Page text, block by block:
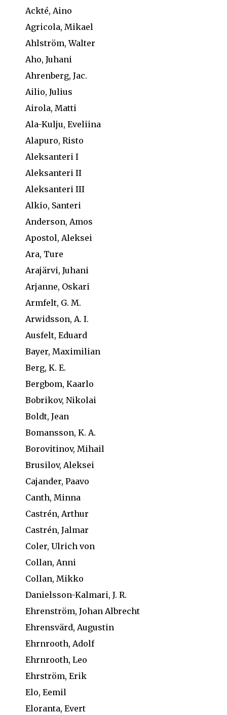
Ackté, Aino
Agricola, Mikael
Ahlström, Walter
Aho, Juhani
Ahrenberg, Jac.
Ailio, Julius
Airola, Matti
Ala-Kulju, Eveliina
Alapuro, Risto
Aleksanteri I
Aleksanteri II
Aleksanteri III
Alkio, Santeri
Anderson, Amos
Apostol, Aleksei
Ara, Ture
Arajärvi, Juhani
Arjanne, Oskari
Armfelt, G. M.
Arwidsson, A. I.
Ausfelt, Eduard
Bayer, Maximilian
Berg, K. E.
Bergbom, Kaarlo
Bobrikov, Nikolai
Boldt, Jean
Bomansson, K. A.
Borovitinov, Mihail
Brusilov, Aleksei
Cajander, Paavo
Canth, Minna
Castrén, Arthur
Castrén, Jalmar
Coler, Ulrich von
Collan, Anni
Collan, Mikko
Danielsson-Kalmari, J. R.
Ehrenström, Johan Albrecht
Ehrensvärd, Augustin
Ehrnrooth, Adolf
Ehrnrooth, Leo
Ehrström, Erik
Elo, Eemil
Eloranta, Evert